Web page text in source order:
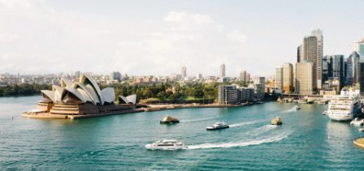
INFRASTRUCTUUR
Remote Embedded
HR naadloos in workflows integreren
Start-ups
Flexibele global HR en payroll solutions voor groeiende
bedrijven
Mid-market
Teams uitbreiden met HR solutions op maat
Betalingscalculator voor zzp'ers
LEREN MET REMOTE
Onderzoek en gidsen
Casestudy's
Français
Deutsch
Español